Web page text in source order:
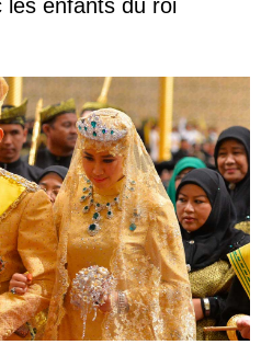
les enfants du roi